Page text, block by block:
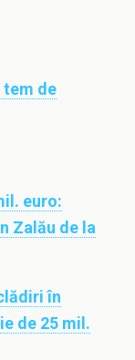
de
euro:
Zalău de la
în
de 25 mil.